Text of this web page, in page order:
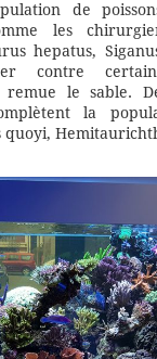
de
les
hepatus,
contre
remue le sable.
la
quoyi,